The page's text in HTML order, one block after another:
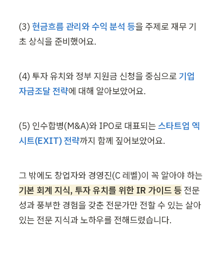
(3) 현금흐름 관리와 수익 분석 등을 주제로 재무 기
초 상식을 준비했어요.
(4) 투자 유치와 정부 지원금 신청을 중심으로 기업
자금조달 전략에 대해 알아보았어요.
(5) 인수합병(M&A)와 IPO로 대표되는 스타트업 엑
시트(EXIT) 전략까지 함께 짚어보았어요.
기본 회계 지식, 투자 유치를 위한 IR 가이드 등 전문
성과 풍부한 경험을 갖춘 전문가만 전할 수 있는 살아
있는 전문 지식과 노하우를 전해드렸습니다.